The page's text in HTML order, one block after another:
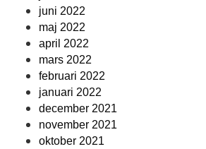
juni 2022
maj 2022
april 2022
mars 2022
februari 2022
januari 2022
december 2021
november 2021
oktober 2021